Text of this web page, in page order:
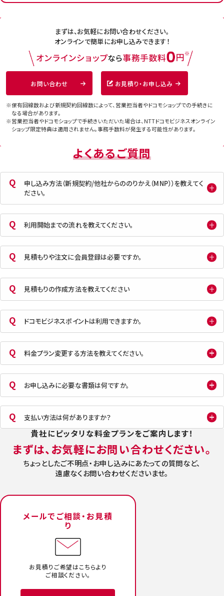
まずは、お気軽にお問い合わせください。
オンラインで簡単にお申し込みできます！
お問い合わせ お見積り・お申し込み
※保有回線数および新規契約回線数によって、営業担当者やドコモショップでの手続きに
なる場合があります。
※営業担当者やドコモショップで手続きいただいた場合は、NTTドコモビジネスオンライン
ショップ限定特典は適用されません。事務手数料が発生する可能性があります。
よくあるご質問
申し込み方法（新規契約/他社からののりかえ（MNP））を教えてく
ださい。
利用開始までの流れを教えてください。
見積もりや注文に会員登録は必要ですか。
見積もりの作成方法を教えてください
ドコモビジネスポイントは利用できますか。
料金プラン変更する方法を教えてください。
お申し込みに必要な書類は何ですか。
支払い方法は何がありますか？
貴社にピッタリな料金プランをご案内します！
まずは、お気軽にお問い合わせください。
ちょっとしたご不明点・お申し込みにあたっての質問など、
遠慮なくお問い合わせくださいませ。
メールでご相談・お見積
り
お見積りご希望はこちらより
ご相談ください。